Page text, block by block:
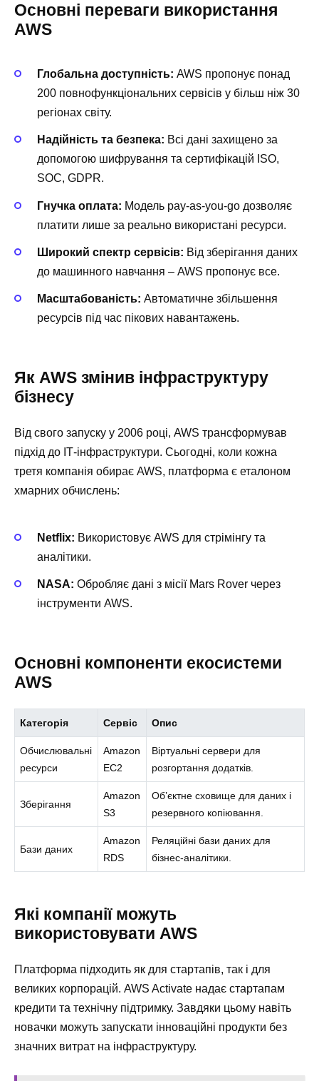
Основні переваги використання
AWS
Глобальна доступність: AWS пропонує понад
200 повнофункціональних сервісів у більш ніж 30
регіонах світу.
Надійність та безпека: Всі дані захищено за
допомогою шифрування та сертифікацій ISO,
SOC, GDPR.
Гнучка оплата: Модель pay-as-you-go дозволяє
платити лише за реально використані ресурси.
Широкий спектр сервісів: Від зберігання даних
до машинного навчання – AWS пропонує все.
Масштабованість: Автоматичне збільшення
ресурсів під час пікових навантажень.
Як AWS змінив інфраструктуру
бізнесу
Від свого запуску у 2006 році, AWS трансформував
підхід до ІТ-інфраструктури. Сьогодні, коли кожна
третя компанія обирає AWS, платформа є еталоном
хмарних обчислень:
Netflix: Використовує AWS для стрімінгу та
аналітики.
NASA: Обробляє дані з місії Mars Rover через
інструменти AWS.
Основні компоненти екосистеми
AWS
Категорія Сервіс Опис
Обчислювальні
ресурси
Amazon
EC2
Віртуальні сервери для
розгортання додатків.
Зберігання
Amazon
S3
Об’єктне сховище для даних і
резервного копіювання.
Бази даних
Amazon
RDS
Реляційні бази даних для
бізнес-аналітики.
Які компанії можуть
використовувати AWS
Платформа підходить як для стартапів, так і для
великих корпорацій. AWS Activate надає стартапам
кредити та технічну підтримку. Завдяки цьому навіть
новачки можуть запускати інноваційні продукти без
значних витрат на інфраструктуру.